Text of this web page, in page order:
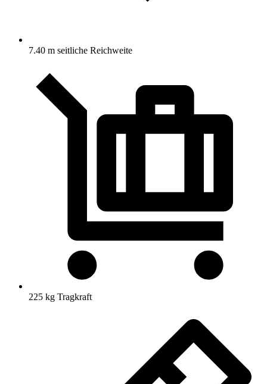
7.40 m seitliche Reichweite
225 kg Tragkraft